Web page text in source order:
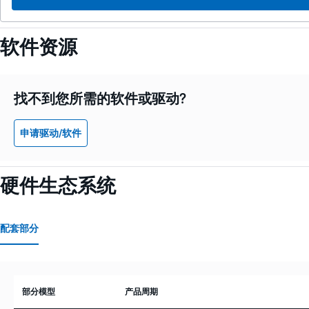
软件资源
找不到您所需的软件或驱动?
申请驱动/软件
硬件生态系统
配套部分
部分模型 产品周期